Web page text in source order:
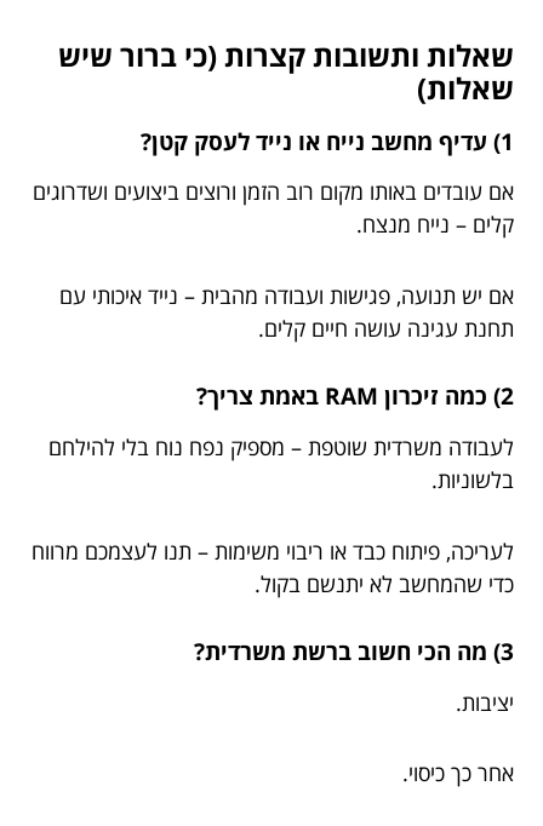
שאלות ותשובות קצרות (כי ברור שיש
שאלות)
1) עדיף מחשב נייח או נייד לעסק קטן?
אם עובדים באותו מקום רוב הזמן ורוצים ביצועים ושדרוגים
קלים – נייח מנצח.
אם יש תנועה, פגישות ועבודה מהבית – נייד איכותי עם
תחנת עגינה עושה חיים קלים.
2) כמה זיכרון RAM באמת צריך?
לעבודה משרדית שוטפת – מספיק נפח נוח בלי להילחם
בלשוניות.
לעריכה, פיתוח כבד או ריבוי משימות – תנו לעצמכם מרווח
כדי שהמחשב לא יתנשם בקול.
3) מה הכי חשוב ברשת משרדית?
יציבות.
אחר כך כיסוי.